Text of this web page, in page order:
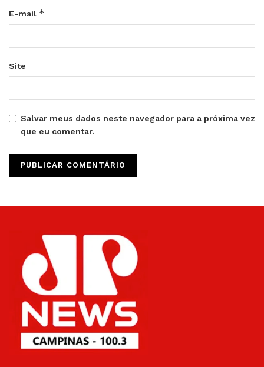
E-mail *
Site
Salvar meus dados neste navegador para a próxima vez
que eu comentar.